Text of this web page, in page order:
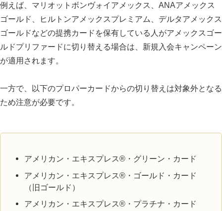
例えば、マリオットボンヴォイアメックス、ANAアメックス
ゴールド、ヒルトンアメックスプレミアム、デルタアメックス
ゴールドなどの提携カードを保有している人がアメックスゴー
ルドプリファードに切り替える場合は、新規入会キャンペーン
が適用されます。
一方で、以下のプロパーカードからの切り替えは対象外となる
ため注意が必要です。
アメリカン・エキスプレス®・グリーン・カード
アメリカン・エキスプレス®・ゴールド・カード
（旧ゴールド）
アメリカン・エキスプレス®・プラチナ・カード